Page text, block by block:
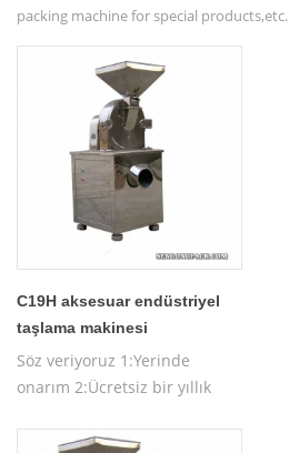
packing machine for special products,etc.
C19H aksesuar endüstriyel
taşlama makinesi
Söz veriyoruz 1:Yerinde
onarım 2:Ücretsiz bir yıllık
testi 4:Ücretsiz makine